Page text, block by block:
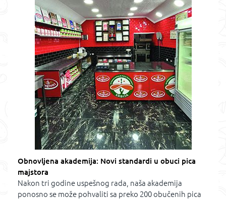
Obnovljena akademija: Novi standardi u obuci pica
majstora
Nakon tri godine uspešnog rada, naša akademija
ponosno se može pohvaliti sa preko 200 obučenih pica